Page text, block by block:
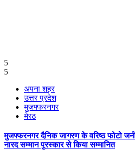
5
5
अपना शहर
उत्तर प्रदेश
मुजफ्फरनगर
मेरठ
मुजफ्फरनगर दैनिक जागरण के वरिष्ठ फोटो
नारद सम्मान पुरस्कार से किया सम्मानित